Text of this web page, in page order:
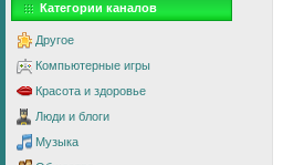
Категории каналов
Другое
Компьютерные игры
Красота и здоровье
Люди и блоги
Музыка